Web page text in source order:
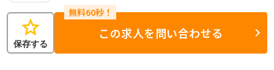
star
保存する
この求人を問い合わせる